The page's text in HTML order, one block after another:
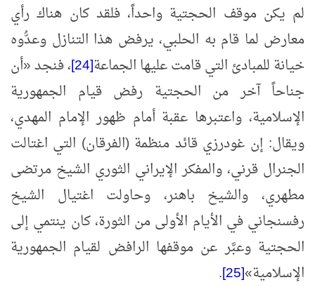
لم يكن موقف الحجتية واحداً، فلقد كان هناك رأي
معارض لما قام به الحلبي، يرفض هذا التنازل وعدُّوه
خيانة للمبادئ التي قامت عليها الجماعة[24] ، فنجد«أن
جناحاً آخر من الحجتية رفض قيام الجمهورية
الإسلامية، واعتبرها عقبة أمام ظهور الإمام المهدي،
ويقال: إن غودرزي قائد منظمة (الفرقان) التي اغتالت
الجنرال قرني، والمفكر الإيراني الثوري الشيخ مرتضى
مطهري، والشيخ باهنر، وحاولت اغتيال الشيخ
رفسنجاني في الأيام الأولى من الثورة، كان ينتمي إلى
الحجتية وعبَّر عن موقفها الرافض لقيام الجمهورية
الإسلامية»
[25]
‏.